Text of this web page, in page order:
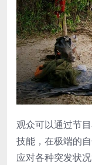
观众可以通过节
技能，在极端的
应对各种突发状